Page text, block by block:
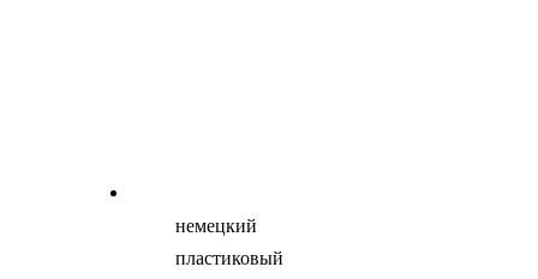
немецкий
пластиковый